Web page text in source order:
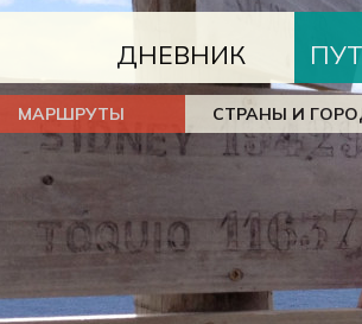
ДНЕВНИК
МАРШРУТЫ СТРАНЫ И